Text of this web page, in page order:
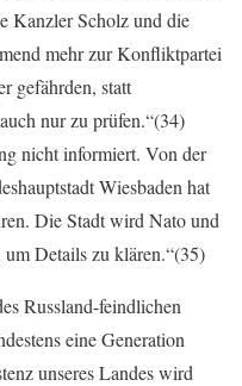
Kanzler Scholz und die
mehr zur Konfliktpartei
gefährden, statt
nur zu prüfen.“(34)
nicht informiert. Von der
Wiesbaden hat
Die Stadt wird Nato und
Details zu klären.“(35)
Russland-feindlichen
eine Generation
unseres Landes wird